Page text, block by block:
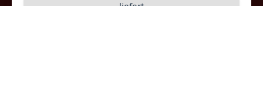
liefert